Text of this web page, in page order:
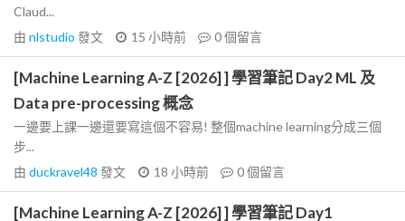
Claud...
由 nlstudio 發文 15 小時前 0個留言
[Machine Learning A-Z [2026] ] 學習筆記 Day2 ML 及
Data pre-processing 概念
一邊要上課一邊還要寫這個不容易! 整個machine learning分成三個
步...
由 duckravel48 發文 18 小時前 0個留言
[Machine Learning A-Z [2026] ] 學習筆記 Day1